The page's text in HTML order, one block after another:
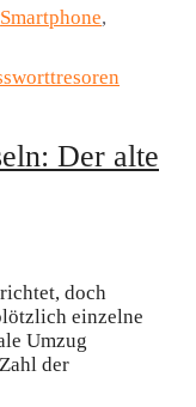
Schlagwörter
Smartphone,
Der alte
doch
einzelne
Umzug
der